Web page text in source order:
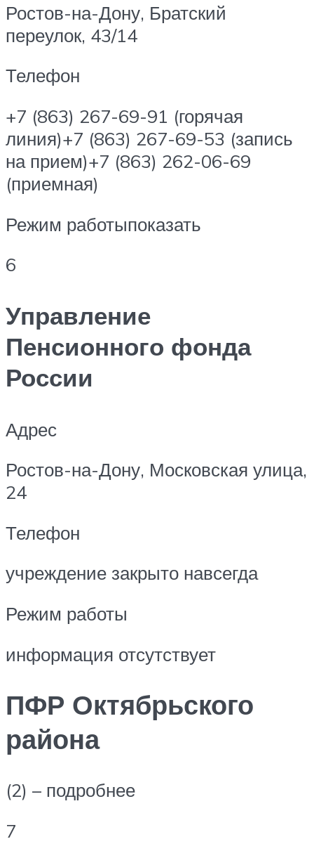
Ростов-на-Дону, Братский
переулок, 43/14
Телефон
+7 (863) 267-69-91 (горячая
линия)+7 (863) 267-69-53 (запись
на прием)+7 (863) 262-06-69
(приемная)
Режим работыпоказать
6
Управление
Пенсионного фонда
России
Адрес
Ростов-на-Дону, Московская улица,
24
Телефон
учреждение закрыто навсегда
Режим работы
информация отсутствует
ПФР Октябрьского
района
(2) – подробнее
7